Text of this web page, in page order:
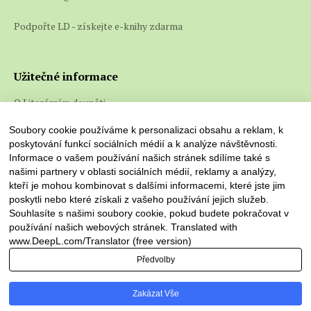
společnosti.
Autorovým hlavním záměrem bylo naznačit smysl
Literárněhistorický kontext
Camus se tímto dílem stal jakýmsi otcem poválečné
generace.
Svojí formou je řazeno k filozofickému
existencionalismu, ale autor sám toto vyvrací a za
filozofa-existencionalistu se nepovažuje.
Kontext autorovy tvorby
Camus je autorem několika próz, divadelních her a
filozofických spisů.
Mezi jeho tvorbou nalezneme díla jako např.
Podpořte LD - získejte e-knihy zdarma
Užitečné informace
O Literárním doupěti
Literární doupě © 2026. Všechna práva vyhrazena
Soubory cookie používáme k personalizaci obsahu a reklam, k
poskytování funkcí sociálních médií a k analýze návštěvnosti.
Informace o vašem používání našich stránek sdílíme také s
našimi partnery v oblasti sociálních médií, reklamy a analýzy,
kteří je mohou kombinovat s dalšími informacemi, které jste jim
poskytli nebo které získali z vašeho používání jejich služeb.
Souhlasíte s našimi soubory cookie, pokud budete pokračovat v
používání našich webových stránek. Translated with
www.DeepL.com/Translator (free version)
Předvolby
Zakázat Vše